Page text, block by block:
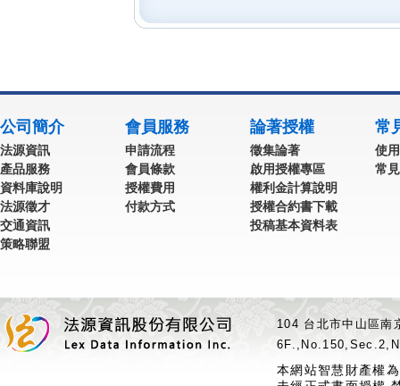
公司簡介
法源資訊
產品服務
資料庫說明
法源徵才
交通資訊
策略聯盟
會員服務
申請流程
會員條款
授權費用
付款方式
論著授權
徵集論著
啟用授權專區
權利金計算說明
授權合約書下載
投稿基本資料表
常
使
常
104 台北市中山區
本網站智慧財產權